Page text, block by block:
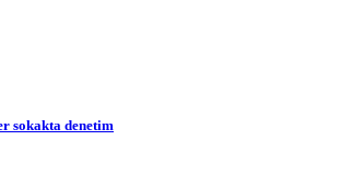
sokakta denetim